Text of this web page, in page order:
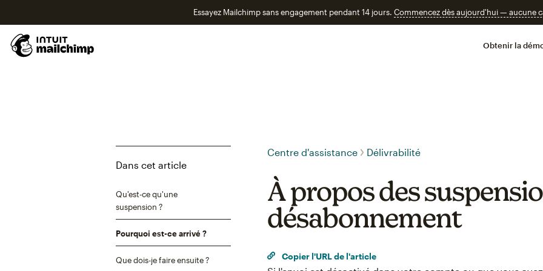
Essayez Mailchimp sans engagement pendant 14 jours. Commencez dès aujourd'hui — aucune
Obtenir la
Dans cet article
Qu'est-ce qu'une
suspension ?
Pourquoi est-ce arrivé ?
Que dois-je faire ensuite ?
Centre d'assistance Délivrabilité
À propos des
désabonnement
Copier l'URL de l'article